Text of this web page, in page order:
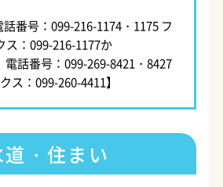
番号：099-216-1174・1175 フ
ス：099-216-1177か
話番号：099-269-8421・8427
ス：099-260-4411】
道・住まい